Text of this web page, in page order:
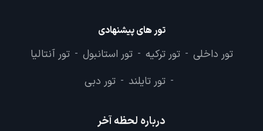
تور های پیشنهادی
تور داخلی - تور ترکیه - تور استانبول - تور آنتالیا
- تور تایلند - تور دبی
درباره لحظه آخر